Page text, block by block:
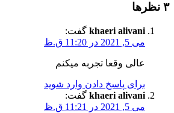
‫۳ نظرها
khaeri alivani گفت:
می 5, 2021 در 11:20 ق.ظ
عالی وقعا تجربه میکنم
برای پاسخ دادن وارد شوید
khaeri alivani گفت:
می 5, 2021 در 11:21 ق.ظ